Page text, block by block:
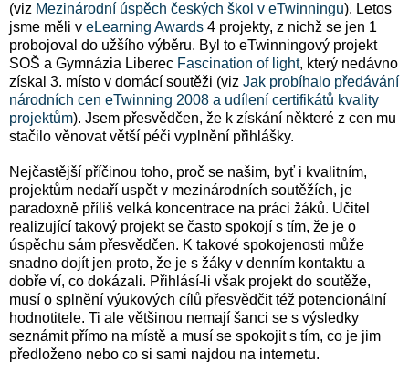
(viz Mezinárodní úspěch českých škol v eTwinningu). Letos
jsme měli v eLearning Awards 4 projekty, z nichž se jen 1
probojoval do užšího výběru. Byl to eTwinningový projekt
SOŠ a Gymnázia Liberec Fascination of light, který nedávno
získal 3. místo v domácí soutěži (viz Jak probíhalo předávání
národních cen eTwinning 2008 a udílení certifikátů kvality
projektům). Jsem přesvědčen, že k získání některé z cen mu
stačilo věnovat větší péči vyplnění přihlášky.
Nejčastější příčinou toho, proč se našim, byť i kvalitním,
projektům nedaří uspět v mezinárodních soutěžích, je
paradoxně příliš velká koncentrace na práci žáků. Učitel
realizující takový projekt se často spokojí s tím, že je o
úspěchu sám přesvědčen. K takové spokojenosti může
snadno dojít jen proto, že je s žáky v denním kontaktu a
dobře ví, co dokázali. Přihlásí-li však projekt do soutěže,
musí o splnění výukových cílů přesvědčit též potencionální
hodnotitele. Ti ale většinou nemají šanci se s výsledky
seznámit přímo na místě a musí se spokojit s tím, co je jim
předloženo nebo co si sami najdou na internetu.